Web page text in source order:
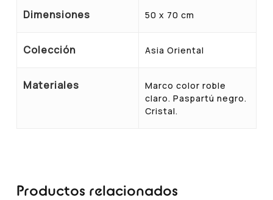
Dimensiones 50 x 70 cm
Colección Asia Oriental
Materiales
Marco color roble
claro. Paspartú negro.
Cristal.
Productos relacionados